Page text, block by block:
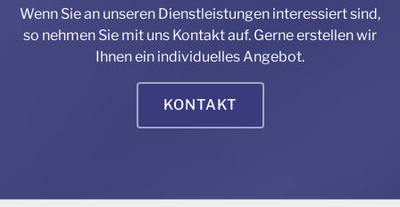
Wenn Sie an unseren Dienstleistungen interessiert sind,
so nehmen Sie mit uns Kontakt auf. Gerne erstellen wir
Ihnen ein individuelles Angebot.
KONTAKT